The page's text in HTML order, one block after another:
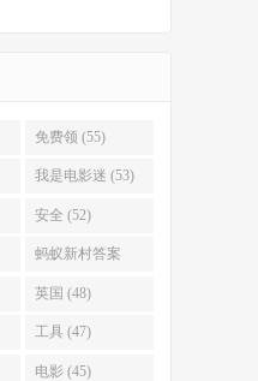
免费领 (55)
我是电影迷 (53)
安全 (52)
蚂蚁新村答案
(51)
英国 (48)
工具 (47)
电影 (45)